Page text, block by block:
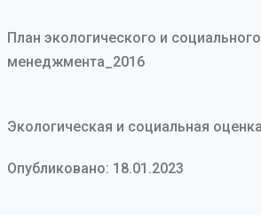
План экологического и социального
менеджмента_2016
Экологическая и социальная
Опубликовано: 18.01.2023